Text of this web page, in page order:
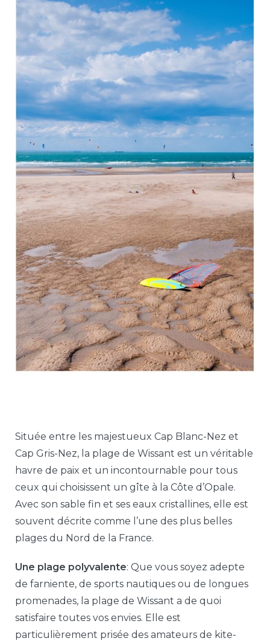
Située entre les majestueux Cap Blanc-Nez et
Cap Gris-Nez, la plage de Wissant est un véritable
havre de paix et un incontournable pour tous
ceux qui choisissent un gîte à la Côte d’Opale.
Avec son sable fin et ses eaux cristallines, elle est
souvent décrite comme l’une des plus belles
plages du Nord de la France.
Une plage polyvalente: Que vous soyez adepte
de farniente, de sports nautiques ou de longues
promenades, la plage de Wissant a de quoi
satisfaire toutes vos envies. Elle est
particulièrement prisée des amateurs de kite-